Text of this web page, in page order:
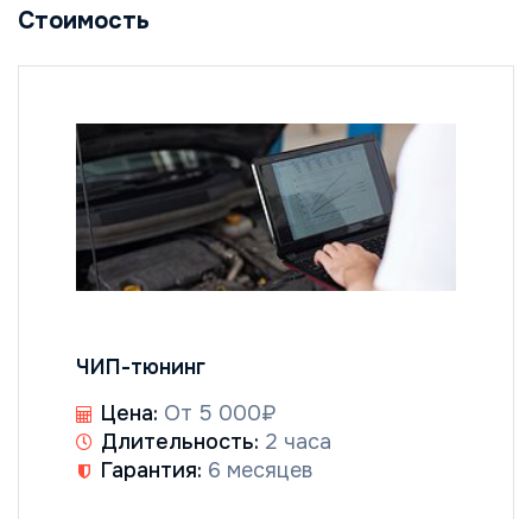
Стоимость
ЧИП-тюнинг
Цена: От 5 000₽
Длительность: 2 часа
Гарантия: 6 месяцев